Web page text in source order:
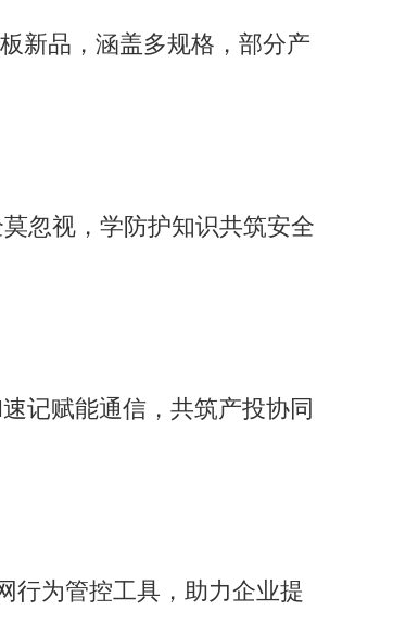
新品，涵盖多规格，部分产
忽视，学防护知识共筑安全
记赋能通信，共筑产投协同
行为管控工具，助力企业提